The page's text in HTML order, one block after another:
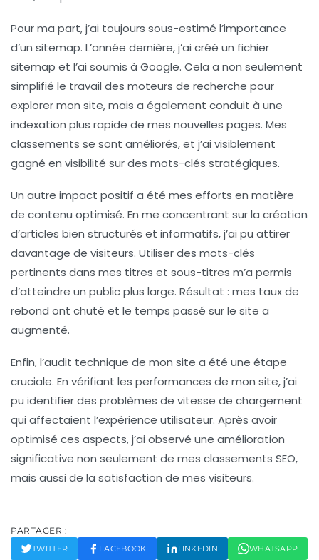
Pour ma part, j’ai toujours sous-estimé l’importance
d’un sitemap. L’année dernière, j’ai créé un fichier
sitemap et l’ai soumis à Google. Cela a non seulement
simplifié le travail des moteurs de recherche pour
explorer mon site, mais a également conduit à une
indexation plus rapide de mes nouvelles pages. Mes
classements se sont améliorés, et j’ai visiblement
gagné en visibilité sur des mots-clés stratégiques.
Un autre impact positif a été mes efforts en matière
de contenu optimisé. En me concentrant sur la création
d’articles bien structurés et informatifs, j’ai pu attirer
davantage de visiteurs. Utiliser des mots-clés
pertinents dans mes titres et sous-titres m’a permis
d’atteindre un public plus large. Résultat : mes taux de
rebond ont chuté et le temps passé sur le site a
augmenté.
Enfin, l’audit technique de mon site a été une étape
cruciale. En vérifiant les performances de mon site, j’ai
pu identifier des problèmes de vitesse de chargement
qui affectaient l’expérience utilisateur. Après avoir
optimisé ces aspects, j’ai observé une amélioration
significative non seulement de mes classements SEO,
mais aussi de la satisfaction de mes visiteurs.
PARTAGER :
TWITTER FACEBOOK LINKEDIN WHATSAPP